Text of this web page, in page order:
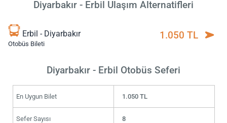
Diyarbakır - Erbil Ulaşım Alternatifleri
Erbil - Diyarbakır
Otobüs Bileti
1.050 TL
Diyarbakır - Erbil Otobüs Seferi
En Uygun Bilet 1.050 TL
Sefer Sayısı 8